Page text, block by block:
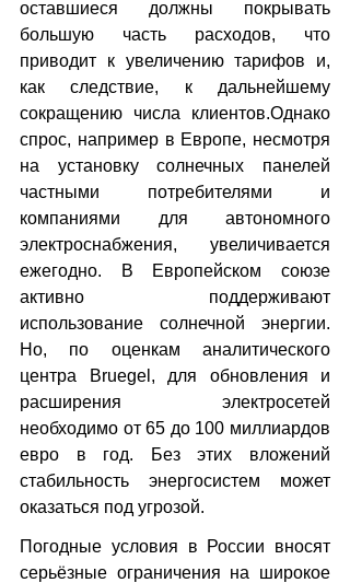
оставшиеся должны покрывать
большую часть расходов, что
приводит к увеличению тарифов и,
как следствие, к дальнейшему
сокращению числа клиентов.Однако
спрос, например в Европе, несмотря
на установку солнечных панелей
частными потребителями и
компаниями для автономного
электроснабжения, увеличивается
ежегодно. В Европейском союзе
активно поддерживают
использование солнечной энергии.
Но, по оценкам аналитического
центра Bruegel, для обновления и
расширения электросетей
необходимо от 65 до 100 миллиардов
евро в год. Без этих вложений
стабильность энергосистем может
оказаться под угрозой.
Погодные условия в России вносят
серьёзные ограничения на широкое